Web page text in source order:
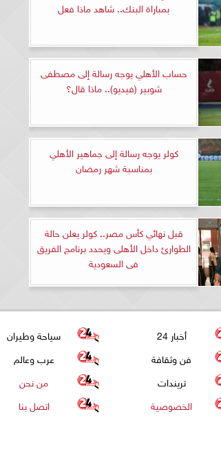
بمباراة البنك.. شاهد ماذا فعل
حساب الأهلي يوجه رسالة إلى مصطفى
شوبير (فيديو).. ماذا قال؟
كولر يوجه رسالة إلى جماهير الأهلي
بمناسبة شهر رمضان
قبل نهائي كأس مصر.. كولر يعلن حالة
الطوارئ داخل الأهلى ويحدد برنامج الفريق
فى السعودية
أخبار 24 سياحة وطيران
فن وثقافة عرب وعالم
تريندات من نحن
الخصوصية
اتصل بنا